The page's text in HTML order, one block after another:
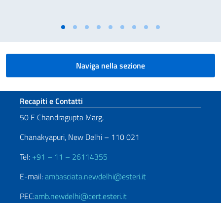
Naviga nella sezione
Sezione footer
Recapiti e Contatti
50 E Chandragupta Marg,
Chanakyapuri, New Delhi – 110 021
Tel: +91 – 11 – 26114355
E-mail:ambasciata.newdelhi@esteri.it
PEC:amb.newdelhi@cert.esteri.it